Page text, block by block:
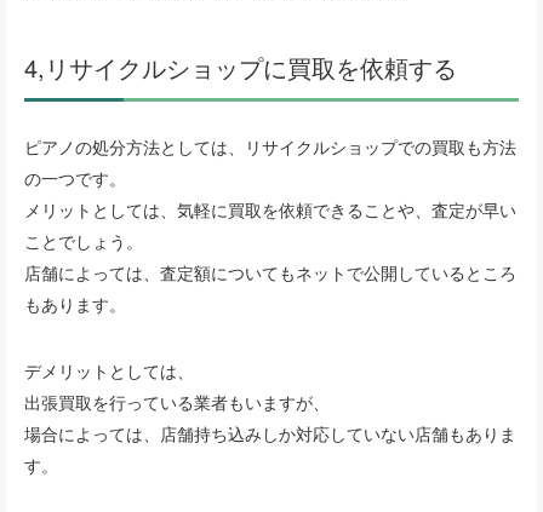
4,リサイクルショップに買取を依頼する
ピアノの処分方法としては、リサイクルショップでの買取も方法
の一つです。
メリットとしては、気軽に買取を依頼できることや、査定が早い
ことでしょう。
店舗によっては、査定額についてもネットで公開しているところ
もあります。
デメリットとしては、
出張買取を行っている業者もいますが、
場合によっては、店舗持ち込みしか対応していない店舗もありま
す。